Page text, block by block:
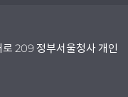
209 정부서울청사 개인